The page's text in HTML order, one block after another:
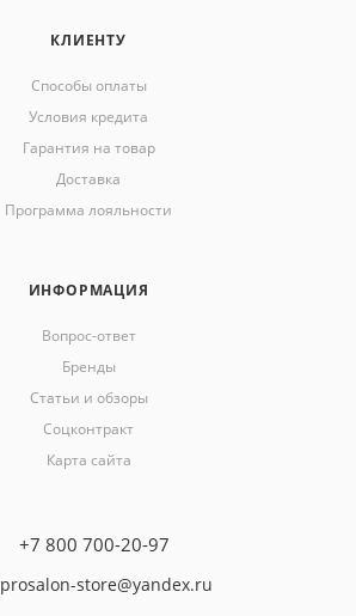
КЛИЕНТУ
Способы оплаты
Условия кредита
Гарантия на товар
Доставка
Программа лояльности
ИНФОРМАЦИЯ
Вопрос-ответ
Бренды
Статьи и обзоры
Соцконтракт
Карта сайта
+7 800 700-20-97
prosalon-store@yandex.ru